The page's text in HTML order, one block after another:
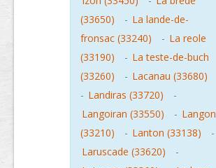
(33650)
- La lande-de-
fronsac (33240)
- La reole
(33190)
- La teste-de-buch
(33260)
- Lacanau (33680)
- Landiras (33720)
-
Langoiran (33550)
- Langon
(33210)
- Lanton (33138)
-
Laruscade (33620)
-